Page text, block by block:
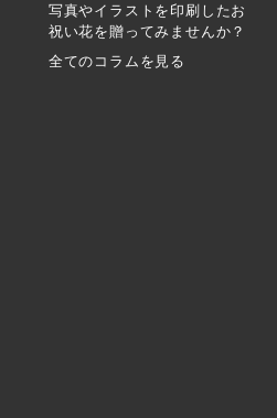
写真やイラストを印刷したお
祝い花を贈ってみませんか？
全てのコラムを見る